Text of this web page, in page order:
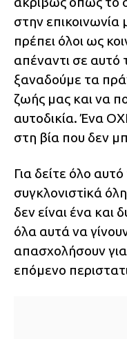
στην
πρέπει όλοι ως
απέναντι σε αυτό
ξαναδούμε τα
ζωής μας και να
αυτοδικία. Ένα
στη βία που δεν
Για δείτε όλο
συγκλονιστiκά
δεν είναι ένα και
όλα αυτά να
απασχολήσουν
επόμενο